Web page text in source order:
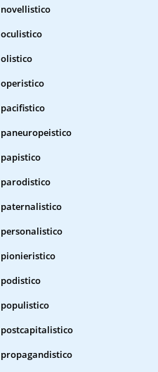
novellistico
oculistico
olistico
operistico
pacifistico
paneuropeistico
papistico
parodistico
paternalistico
personalistico
pionieristico
podistico
populistico
postcapitalistico
propagandistico